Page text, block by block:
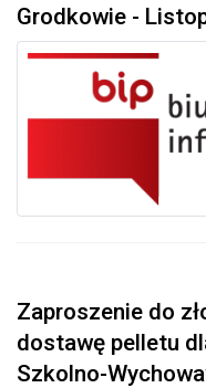
Grodkowie -
Zaproszenie do
dostawę pelletu
Szkolno-